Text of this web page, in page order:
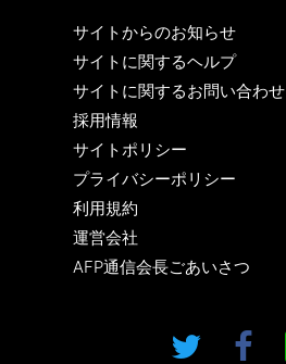
サイトからのお知らせ
サイトに関するヘルプ
サイトに関するお問い合わせ
採用情報
サイトポリシー
プライバシーポリシー
利用規約
運営会社
AFP通信会長ごあいさつ